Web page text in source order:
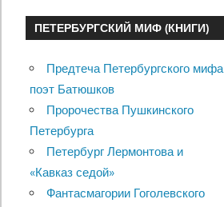
ПЕТЕРБУРГСКИЙ МИФ (КНИГИ)
Предтеча Петербургского мифа
поэт Батюшков
Пророчества Пушкинского
Петербурга
Петербург Лермонтова и
«Кавказ седой»
Фантасмагории Гоголевского